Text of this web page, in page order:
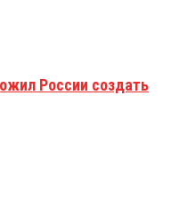
России создать